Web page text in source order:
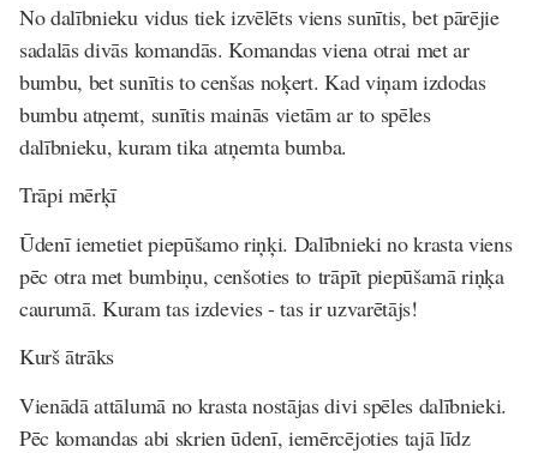
No dalībnieku vidus tiek izvēlēts viens sunītis, bet pārējie
sadalās divās komandās. Komandas viena otrai met ar
bumbu, bet sunītis to cenšas noķert. Kad viņam izdodas
bumbu atņemt, sunītis mainās vietām ar to spēles
dalībnieku, kuram tika atņemta bumba.
Trāpi mērķī
Ūdenī iemetiet piepūšamo riņķi. Dalībnieki no krasta viens
pēc otra met bumbiņu, cenšoties to trāpīt piepūšamā riņķa
caurumā. Kuram tas izdevies - tas ir uzvarētājs!
Kurš ātrāks
Vienādā attālumā no krasta nostājas divi spēles dalībnieki.
Pēc komandas abi skrien ūdenī, iemērcējoties tajā līdz